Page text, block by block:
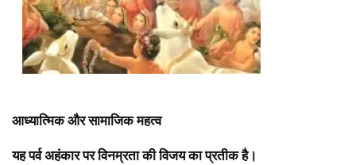
आध्यात्मिक और सामाजिक महत्व
यह पर्व अहंकार पर विनम्रता की विजय का प्रतीक है।